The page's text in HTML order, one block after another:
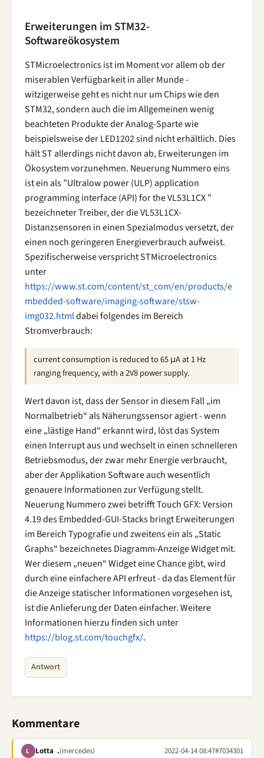
Erweiterungen im STM32-
Softwareökosystem
STMicroelectronics ist im Moment vor allem ob der
miserablen Verfügbarkeit in aller Munde -
witzigerweise geht es nicht nur um Chips wie den
STM32, sondern auch die im Allgemeinen wenig
beachteten Produkte der Analog-Sparte wie
beispielsweise der LED1202 sind nicht erhältlich. Dies
hält ST allerdings nicht davon ab, Erweiterungen im
Ökosystem vorzunehmen. Neuerung Nummero eins
ist ein als ”Ultralow power (ULP) application
programming interface (API) for the VL53L1CX ”
bezeichneter Treiber, der die VL53L1CX-
Distanzsensoren in einen Spezialmodus versetzt, der
einen noch geringeren Energieverbrauch aufweist.
Spezifischerweise verspricht STMicroelectronics
unter
https://www.st.com/content/st_com/en/products/e
mbedded-software/imaging-software/stsw-
img032.htmldabei folgendes im Bereich
Stromverbrauch:
current consumption is reduced to 65 μA at 1 Hz
ranging frequency, with a 2V8 power supply.
Wert davon ist, dass der Sensor in diesem Fall „im
Normalbetrieb“ als Näherungssensor agiert - wenn
eine „lästige Hand“ erkannt wird, löst das System
einen Interrupt aus und wechselt in einen schnelleren
Betriebsmodus, der zwar mehr Energie verbraucht,
aber der Applikation Software auch wesentlich
genauere Informationen zur Verfügung stellt.
Neuerung Nummero zwei betrifft Touch GFX: Version
4.19 des Embedded-GUI-Stacks bringt Erweiterungen
im Bereich Typografie und zweitens ein als „Static
Graphs“ bezeichnetes Diagramm-Anzeige Widget mit.
Wer diesem „neuen“ Widget eine Chance gibt, wird
durch eine einfachere API erfreut - da das Element für
die Anzeige statischer Informationen vorgesehen ist,
ist die Anlieferung der Daten einfacher. Weitere
Informationen hierzu finden sich unter
https://blog.st.com/touchgfx/.
Antwort
Kommentare
L Lotta .(mercedes) 2022-04-14 08:47#7034301